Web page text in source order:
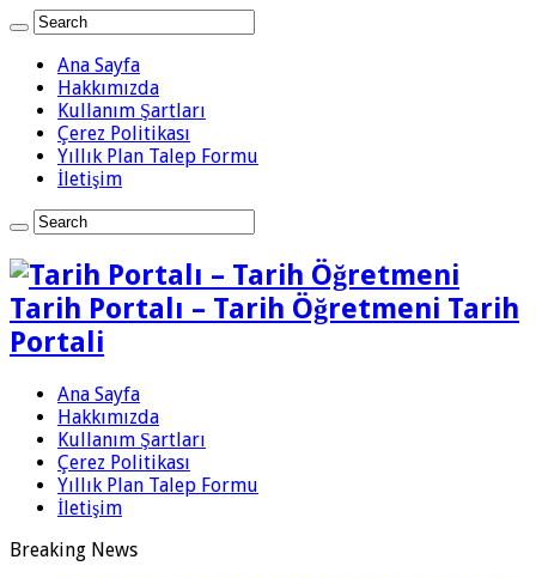
Ana Sayfa
Hakkımızda
Kullanım Şartları
Çerez Politikası
Yıllık Plan Talep Formu
İletişim
Tarih Portalı – Tarih Öğretmeni Tarih
Portali
Ana Sayfa
Hakkımızda
Kullanım Şartları
Çerez Politikası
Yıllık Plan Talep Formu
İletişim
Breaking News